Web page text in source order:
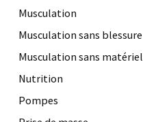
Musculation
Musculation sans blessure
Musculation sans matériel
Nutrition
Pompes